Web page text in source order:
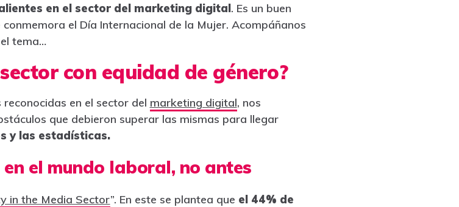
en el sector del marketing digital. Es un buen
el Día Internacional de la Mujer. Acompáñanos
tema…
con equidad de género?
en el sector del marketing digital, nos
que debieron superar las mismas para llegar
y las estadísticas.
el mundo laboral, no antes
in the Media Sector”. En este se plantea que el 44% de